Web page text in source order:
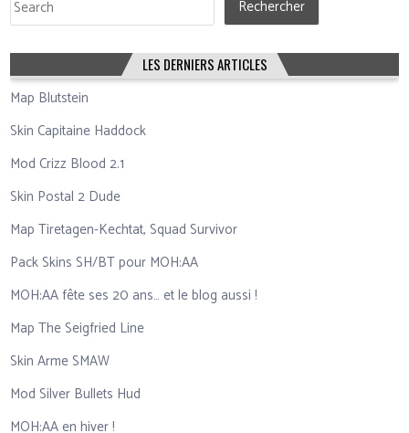
Rechercher
LES DERNIERS ARTICLES
Map Blutstein
Skin Capitaine Haddock
Mod Crizz Blood 2.1
Skin Postal 2 Dude
Map Tiretagen-Kechtat, Squad Survivor
Pack Skins SH/BT pour MOH:AA
MOH:AA fête ses 20 ans… et le blog aussi !
Map The Seigfried Line
Skin Arme SMAW
Mod Silver Bullets Hud
MOH:AA en hiver !